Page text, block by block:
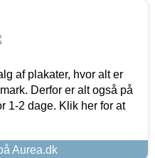
af plakater, hvor alt er
Derfor er alt også på
1-2 dage. Klik her for at
Aurea.dk